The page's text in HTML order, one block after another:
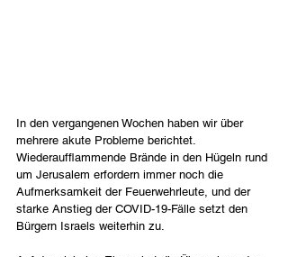
In den vergangenen Wochen haben wir über
mehrere akute Probleme berichtet.
Wiederaufflammende Brände in den Hügeln rund
um Jerusalem erfordern immer noch die
Aufmerksamkeit der Feuerwehrleute, und der
starke Anstieg der COVID-19-Fälle setzt den
Bürgern Israels weiterhin zu.